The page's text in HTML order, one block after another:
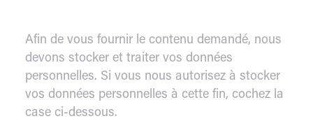
Afin de vous fournir le contenu demandé, nous
devons stocker et traiter vos données
personnelles. Si vous nous autorisez à stocker
vos données personnelles à cette fin, cochez la
case ci-dessous.